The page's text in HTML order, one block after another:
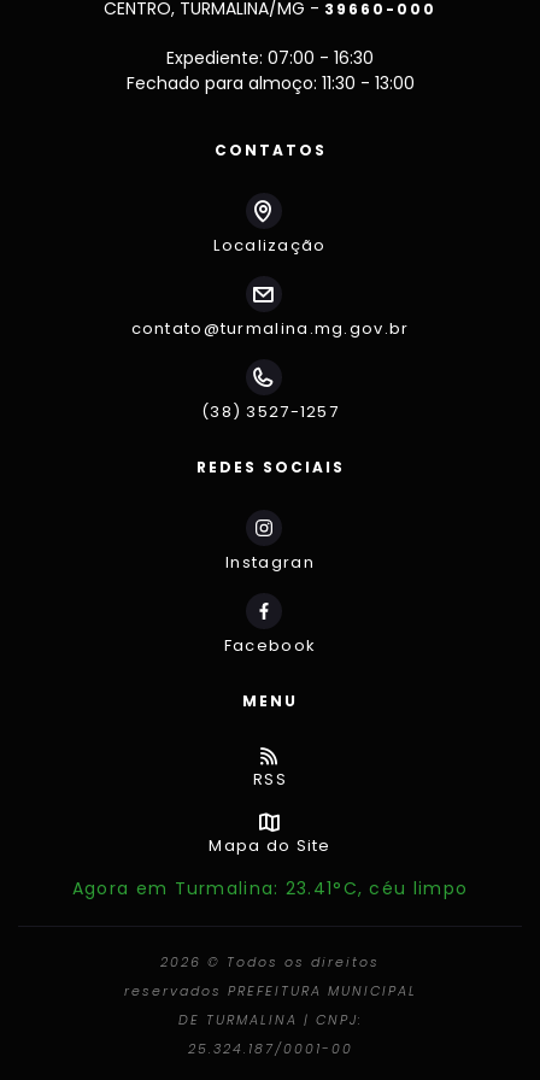
CENTRO, TURMALINA/MG - 39660-000
Expediente: 07:00 - 16:30
Fechado para almoço: 11:30 - 13:00
CONTATOS
Localização
contato@turmalina.mg.gov.br
(38) 3527-1257
REDES SOCIAIS
Instagran
Facebook
MENU
RSS
Mapa do Site
Agora em Turmalina: 23.41°C, céu limpo
2026 © Todos os direitos
reservados PREFEITURA MUNICIPAL
DE TURMALINA | CNPJ:
25.324.187/0001-00